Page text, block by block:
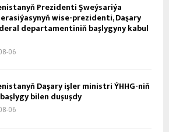
Prezidenti Şweýsariýa
wise-prezidenti, Daşary
departamentiniň başlygyny kabul
06
Daşary işler ministri ÝHHG-niň
bilen duşuşdy
06